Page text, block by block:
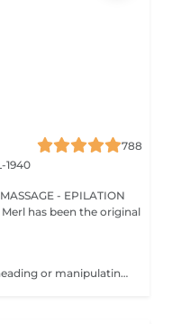
788
1940
- EPILATION
has been the original
Keep your health! is the practice of kneading or manipulating a person's muscles and other soft-tissue in order to reduce stress, reduce muscle pain, increase relaxation and improve the work of the immune system. Benefits of getting a full body massage: - reduces stress - relaxing - improves blood circulation - improves body immune system How is full body massage done? - head and neck are massaged - shoulders and back are massaged - hands and arms are massaged - feet and legs are massaged - belly is massaged Age restrictions: there are no age restrictions for this procedure. Post procedure recommendations: do not do sport and any sharp movements 2-3 hours after the procedure. Frequency: 1-2 times per week, 10 times in total. Repeat once in 3-6 months.